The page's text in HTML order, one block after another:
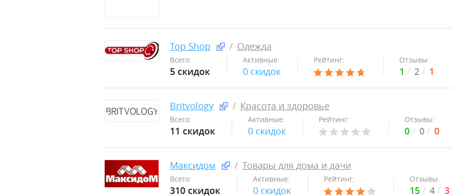
Top Shop Одежда
Всего:
5 скидок
Активные:
0 скидок
Рейтинг: Отзывы:
1 2 1
Britvology Красота и здоровье
Всего:
11 скидок
Активные:
0 скидок
Рейтинг: Отзывы:
0 0 0
Максидом Товары для дома и дачи
Всего:
310 скидок
Активные:
0 скидок
Рейтинг: Отзывы:
15 4 3